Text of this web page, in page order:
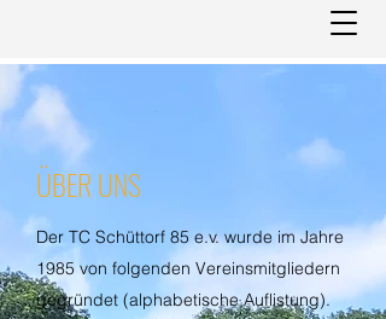
ÜBER UNS
Der TC Schüttorf 85 e.v. wurde im Jahre
1985 von folgenden Vereinsmitgliedern
gegründet (alphabetische Auflistung).